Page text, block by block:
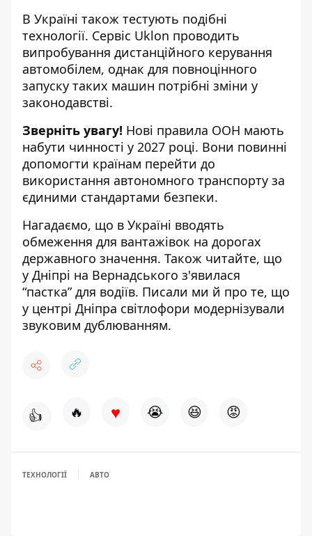
В Україні також тестують подібні
технології. Сервіс Uklon проводить
випробування дистанційного керування
автомобілем, однак для повноцінного
запуску таких машин потрібні зміни у
законодавстві.
Зверніть увагу! Нові правила ООН мають
набути чинності у 2027 році. Вони повинні
допомогти країнам перейти до
використання автономного транспорту за
єдиними стандартами безпеки.
Нагадаємо, що в Україні вводять
обмеження для вантажівок на дорогах
державного значення. Також читайте, що
у Дніпрі на Вернадського з'явилася
“пастка” для водіїв. Писали ми й про те, що
у центрі Дніпра світлофори модернізували
звуковим дублюванням.
👍 🔥 ♥ 😭 😆 😡
ТЕХНОЛОГІЇ АВТО